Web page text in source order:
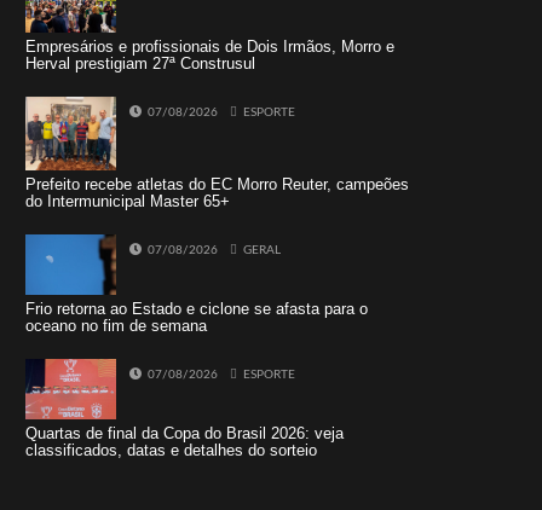
Empresários e profissionais de Dois Irmãos, Morro e
Herval prestigiam 27ª Construsul
07/08/2026 ESPORTE
Prefeito recebe atletas do EC Morro Reuter, campeões
do Intermunicipal Master 65+
07/08/2026 GERAL
Frio retorna ao Estado e ciclone se afasta para o
oceano no fim de semana
07/08/2026 ESPORTE
Quartas de final da Copa do Brasil 2026: veja
classificados, datas e detalhes do sorteio